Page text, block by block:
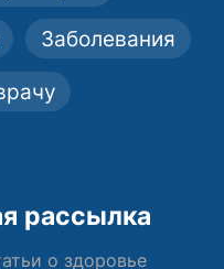
Заболевания
рассылка
о здоровье